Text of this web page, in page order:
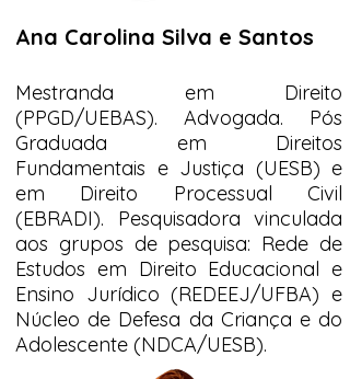
Ana Carolina Silva e Santos
Mestranda em Direito
(PPGD/UEBAS). Advogada. Pós
Graduada em Direitos
Fundamentais e Justiça (UESB) e
em Direito Processual Civil
(EBRADI). Pesquisadora vinculada
aos grupos de pesquisa: Rede de
Estudos em Direito Educacional e
Ensino Jurídico (REDEEJ/UFBA) e
Núcleo de Defesa da Criança e do
Adolescente (NDCA/UESB).